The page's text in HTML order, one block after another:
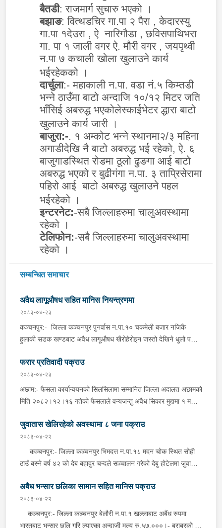
बैतडी: राजमार्ग सुचारु भएको ।
बझाङ: वित्थडचिर गा.पा २ पैरा , केदारस्यु
गा.पा १देउरा , ऐ नारिगौडा , छविसपाथिभरा
गा. पा १ जाली वगर ऐ. मौरी वगर , जयपृथ्वी
न.पा ७ कचाली खोला खुलाउने कार्य
भईरहेकको ।
दार्चुला:- महाकाली न.पा. वडा नं.५ किम्तडी
भन्ने ठाउँमा बाटो अन्दाजि १०/१२ मिटर जति
भाँसिई अबरुद्ध भएकोलेस्काईभेटर द्धारा बाटो
खुलाउने कार्य जारी ।
बाजुरा:-. १ अम्कोट भन्ने स्थानमा२/३ महिना
अगाडीदेखि नै बाटो अबरुद्ध भई रहेको, ऐ. ६
बाजुगाडस्थित रोडमा ठूलो ढुङगा आई बाटो
अबरुद्ध भएको र बुढीगंगा न.पा. ३ ताप्रिसेरामा
पहिरो आई बाटो अबरुद्ध खुलाउने पहल
भईरहेको ।
इन्टरनेट:-सबै जिल्लाहरुमा चालुअवस्थामा
रहेको ।
टेलिफोन:-सबै जिल्लाहरुमा चालुअवस्थामा
रहेको ।
सम्बन्धित समाचार
अवैध लागूऔषध सहित मानिस नियन्त्रणमा
२०८३-०४-२३
कञ्चनपुर:- जिल्ला कञ्चनपुर पुनर्वास न.पा.१० चकमेली बजार नजिकै
हुलाकी सडक खण्डबाट अवैध लागूऔषध खैरोहेरोइन जस्तो देखिने धुलो पदार्थ
र Nitrazepam-24 Tablets सहित जिल्ला कैलाली, धनगढी
उ.म.न.पा.वडा नं ४ चौराह बस्ने वर्ष ३० को मनिष भट्ट, ऐ.ऐ.वडा नं ३ बडरा
बस्ने वर्ष ३० को हरि भन्ने हरिष खड्का र ऐ.ऐ. बस्ने वर्ष ३० को बिरेन्द्र
चौधरीलाई इलाका प्रहरी कार्यालय त्रिभुवनबस्ती, कञ्चनपुरबाट खटिएको
पक्राउ गरेको छ । यसैगरी, जिल्ला कञ्चनपुर पुनर्वास न.पा.१० चकमेली
बजार नजिकै हुलाकी सडक खण्डबाट अवैध लागूऔषध खैरोहेरोइन जस्तो
देखिने धुलो पदार्थ ३६० मिलिग्राम सहित जिल्ला कैलाली, धनगढी
उ.म.न.पा.वडा नं २ चौराह बस्ने वर्ष २७ को नरेन्द्र बहादुर विष्टलाई इलाका
प्रहरी कार्यालय त्रिभुवनबस्ती, कञ्चनपुरबाट खटिएको प्रहरी टोलीले
शुक्रबार दिउँसो शंका लागि चेकजाँच गर्दा उक्त पदार्थ फेला पारी पक्राउ गरेको
फरार प्रतिवादी पक्राउ
२०८३-०४-२३
अछाम:- फैसला कार्यान्वयनको सिलसिलामा सम्मानित जिल्ला अदालत अछामको
मिति २०८२।१२।१६ गतेको फैसलाले वन्यजन्तु अवैध सिकार मुद्दामा १ महिना
बान्निगढी जयगढ गा.पा. वडा नं ६ दर्ना बस्ने भिम बहादुर साउँदलाई प्रहरी
चौकी जयगढ,अछामबाट खटिएको प्रहरी टोलीले शुक्रबार दिउँसो निजको घर
ठेगानाबाट पक्राउ गरेको छ ।
जुवातास खेलिरहेको अवस्थामा ८ जना पक्राउ
२०८३-०४-२२
कञ्चनपुर:- जिल्ला कञ्चनपुर भिमदत्त न.पा.१८ मदन चोक स्थित सोही
ठाउँ बस्ने वर्ष ४२ को देब बहादुर चन्दले सञ्चालन गरेको देबु होटेलमा जुवातास
गोप्य सुचनाको आधारमा जिल्ला प्रहरी कार्यालय कञ्चनपुरबाट खटिएको
प्रहरी टोलीले नगद रु.५५,०८०।- ( पचपन्न हजार असी) र २ गड्डी तास
सहित पक्राउ गरेको छ । यस सम्बन्धमा प्रहरीले अनुसन्धान गरिरहेको छ ।
अबैध भन्सार छलिका सामान सहित मानिस पक्राउ
२०८३-०४-२२
कञ्चनपुर:- जिल्ला कञ्चनपुर बेलौरी न.पा.१ खल्लाबाट अबैंध रुपमा
भारतबाट भन्सार छलि गरि ल्याएका अन्दाजी मूल्य रु.५७,०००।- बराबरको ३